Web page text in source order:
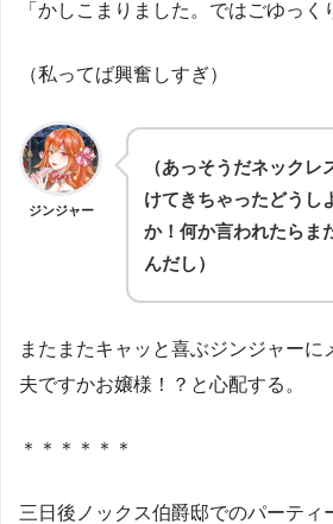
「かしこまりました。ではごゆっく
（私ってば興奮しすぎ）
ジンジャー
（あっそうだネック
けてきちゃったどうし
か！何か言われたらま
んだし）
またまたキャッと喜ぶジンジャーに
夫ですかお嬢様！？と心配する。
＊＊＊＊＊＊
三日後ノックス伯爵邸でのパーティ